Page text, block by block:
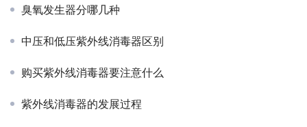
臭氧发生器分哪几种
中压和低压紫外线消毒器区别
购买紫外线消毒器要注意什么
紫外线消毒器的发展过程